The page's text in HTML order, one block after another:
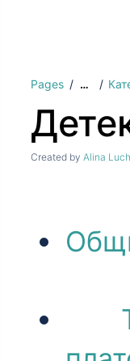
Pages …
Created by Alina